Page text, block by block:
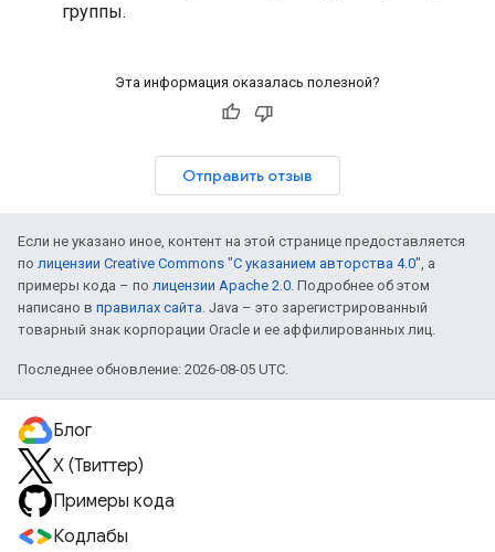
группы.
Эта информация оказалась полезной?
Отправить отзыв
Если не указано иное, контент на этой странице предоставляется
по лицензии Creative Commons "С указанием авторства 4.0", а
примеры кода – по лицензии Apache 2.0. Подробнее об этом
написано в правилах сайта. Java – это зарегистрированный
товарный знак корпорации Oracle и ее аффилированных лиц.
Последнее обновление: 2026-08-05 UTC.
Блог
X (Твиттер)
Примеры кода
Кодлабы